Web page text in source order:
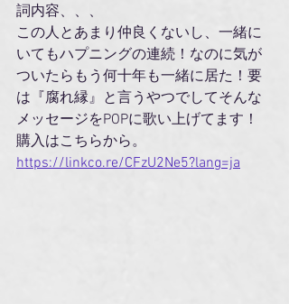
詞内容、、、
この人とあまり仲良くないし、一緒に
いてもハプニングの連続！なのに気が
ついたらもう何十年も一緒に居た！要
は『腐れ縁』と言うやつでしてそんな
メッセージをPOPに歌い上げてます！
購入はこちらから。
https://linkco.re/CFzU2Ne5?lang=ja